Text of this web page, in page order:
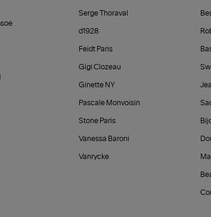
Serge Thoraval
d1928
Feidt Paris
Gigi Clozeau
Ginette NY
Pascale Monvoisin
Stone Paris
Vanessa Baroni
Vanrycke